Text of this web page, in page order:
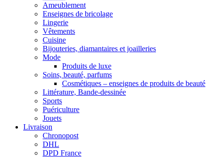
Ameublement
Enseignes de bricolage
Lingerie
Vêtements
Cuisine
Bijouteries, diamantaires et joailleries
Mode
Produits de luxe
Soins, beauté, parfums
Cosmétiques – enseignes de produits de beauté
Littérature, Bande-dessinée
Sports
Puériculture
Jouets
Livraison
Chronopost
DHL
DPD France